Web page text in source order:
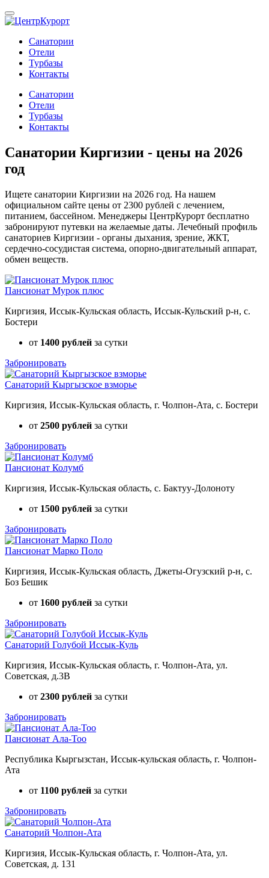
Санатории
Отели
Турбазы
Контакты
Санатории
Отели
Турбазы
Контакты
Санатории Киргизии - цены на 2026
год
Ищете санатории Киргизии на 2026 год. На нашем
официальном сайте цены от 2300 рублей с лечением,
питанием, бассейном. Менеджеры ЦентрКурорт бесплатно
забронируют путевки на желаемые даты. Лечебный профиль
санаториев Киргизии - органы дыхания, зрение, ЖКТ,
сердечно-сосудистая система, опорно-двигательный аппарат,
обмен веществ.
Пансионат Мурок плюс
Киргизия, Иссык-Кульская область, Иссык-Кульский р-н, с.
Бостери
от 1400 рублей за сутки
Забронировать
Санаторий Кыргызское взморье
Киргизия, Иссык-Кульская область, г. Чолпон-Ата, с. Бостери
от 2500 рублей за сутки
Забронировать
Пансионат Колумб
Киргизия, Иссык-Кульская область, с. Бактуу-Долоноту
от 1500 рублей за сутки
Забронировать
Пансионат Марко Поло
Киргизия, Иссык-Кульская область, Джеты-Огузский р-н, с.
Боз Бешик
от 1600 рублей за сутки
Забронировать
Санаторий Голубой Иссык-Куль
Киргизия, Иссык-Кульская область, г. Чолпон-Ата, ул.
Советская, д.3В
от 2300 рублей за сутки
Забронировать
Пансионат Ала-Тоо
Республика Кыргызстан, Иссык-кульская область, г. Чолпон-
Ата
от 1100 рублей за сутки
Забронировать
Санаторий Чолпон-Ата
Киргизия, Иссык-Кульская область, г. Чолпон-Ата, ул.
Советская, д. 131